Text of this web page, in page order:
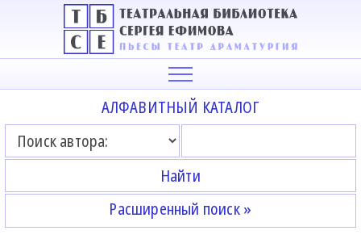
АЛФАВИТНЫЙ КАТАЛОГ
Расширенный поиск »